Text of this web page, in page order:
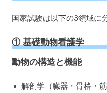
国家試験は以下の3領域に
① 基礎動物看護学
動物の構造と機能
解剖学（臓器・骨格・筋